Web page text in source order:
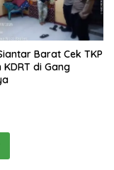
Barat Cek TKP
KDRT di Gang